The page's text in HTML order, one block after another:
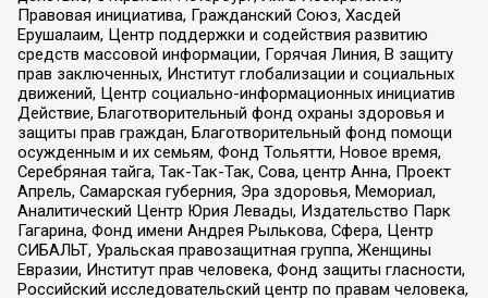
Правовая инициатива, Гражданский Союз, Хасдей
Ерушалаим, Центр поддержки и содействия развитию
средств массовой информации, Горячая Линия, В защиту
прав заключенных, Институт глобализации и социальных
движений, Центр социально-информационных инициатив
Действие, Благотворительный фонд охраны здоровья и
защиты прав граждан, Благотворительный фонд помощи
осужденным и их семьям, Фонд Тольятти, Новое время,
Серебряная тайга, Так-Так-Так, Сова, центр Анна, Проект
Апрель, Самарская губерния, Эра здоровья, Мемориал,
Аналитический Центр Юрия Левады, Издательство Парк
Гагарина, Фонд имени Андрея Рылькова, Сфера, Центр
СИБАЛЬТ, Уральская правозащитная группа, Женщины
Евразии, Институт прав человека, Фонд защиты гласности,
Российский исследовательский центр по правам человека,